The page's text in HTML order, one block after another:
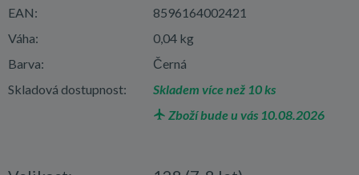
EAN:
8596164002421
Váha:
0,04 kg
Barva:
Černá
Skladová dostupnost:
Skladem více než 10 ks
Zboží bude u vás 10.08.2026